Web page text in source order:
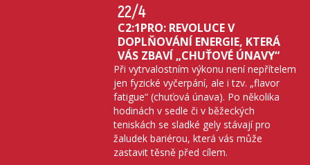
22/4
C2:1PRO: REVOLUCE V
DOPLŇOVÁNÍ ENERGIE, KTERÁ
VÁS ZBAVÍ „CHUŤOVÉ ÚNAVY“
Při vytrvalostním výkonu není nepřítelem
jen fyzické vyčerpání, ale i tzv. „flavor
fatigue“ (chuťová únava). Po několika
hodinách v sedle či v běžeckých
teniskách se sladké gely stávají pro
žaludek bariérou, která vás může
zastavit těsně před cílem.